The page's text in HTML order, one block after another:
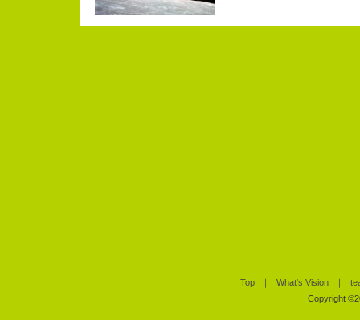
Top ｜ What's Vision ｜
Copyright